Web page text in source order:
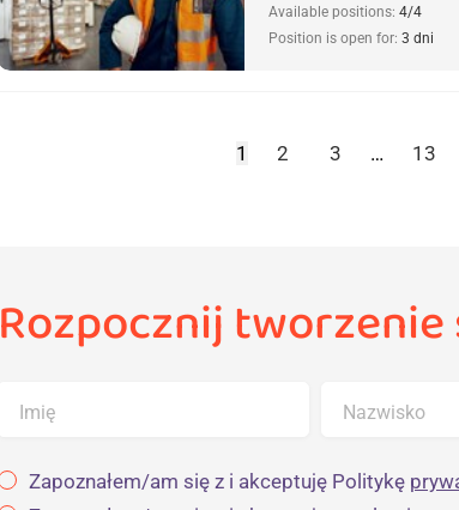
Available positions: 4/4
Position is open for: 3 dni
1 2 3 … 13
Rozpocznij
Imię Nazwisko
Zapoznałem/am się z i akceptuję Politykę